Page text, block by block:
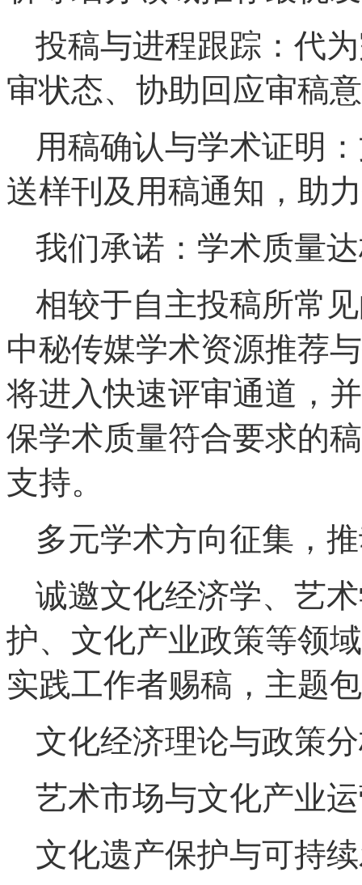
投稿与进程跟踪：代
审状态、协助回应审稿
用稿确认与学术证明
送样刊及用稿通知，助
我们承诺：学术质量
相较于自主投稿所常
中秘传媒学术资源推荐
将进入快速评审通道，
保学术质量符合要求的
支持。
多元学术方向征集，
诚邀文化经济学、艺
护、文化产业政策等领
实践工作者赐稿，主题
文化经济理论与政策
艺术市场与文化产业
文化遗产保护与可持